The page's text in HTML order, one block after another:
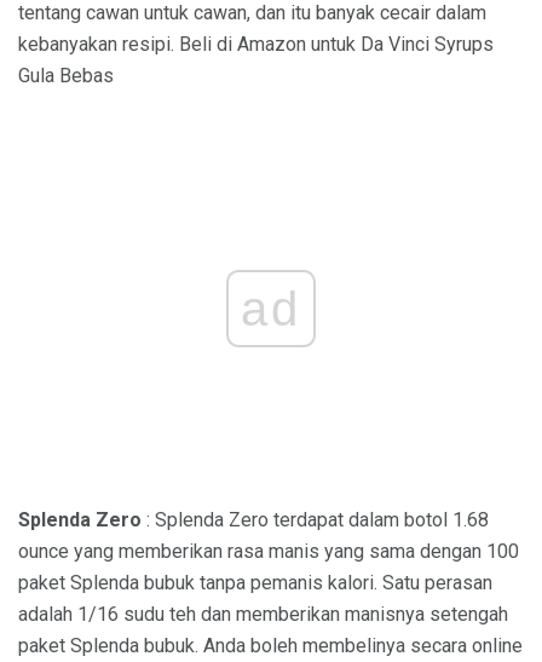
tentang cawan untuk cawan, dan itu banyak cecair dalam
kebanyakan resipi. Beli di Amazon untuk Da Vinci Syrups
Gula Bebas
ad
Splenda Zero : Splenda Zero terdapat dalam botol 1.68
ounce yang memberikan rasa manis yang sama dengan 100
paket Splenda bubuk tanpa pemanis kalori. Satu perasan
adalah 1/16 sudu teh dan memberikan manisnya setengah
paket Splenda bubuk. Anda boleh membelinya secara online